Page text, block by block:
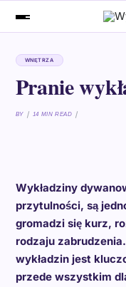
WNĘTRZA
Pranie
BY 14 MIN READ
Wykładziny
przytulności, są
gromadzi się kurz,
rodzaju
wykładzin jest
przede wszystkim